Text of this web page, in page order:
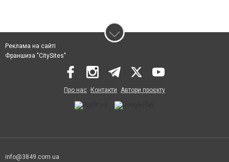
Реклама на сайті
Франшиза "CitySites"
Про нас Контакти Автори проєкту
info@3849.com.ua